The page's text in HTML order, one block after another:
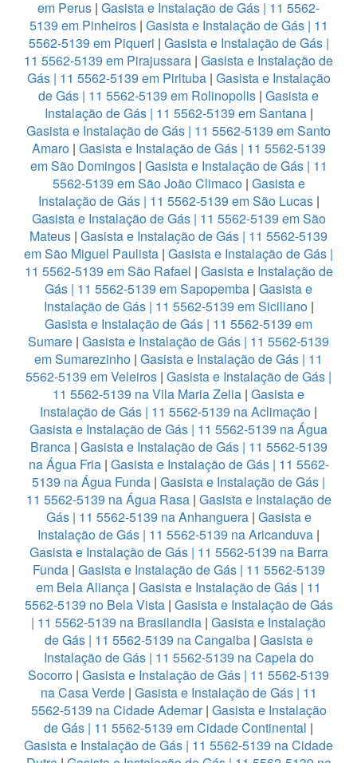
em Perus | Gasista e Instalação de Gás | 11 5562-
5139 em Pinheiros| Gasista e Instalação de Gás | 11
5562-5139 em Piqueri | Gasista e Instalação de Gás |
11 5562-5139 em Pirajussara | Gasista e Instalação de
Gás | 11 5562-5139 em Pirituba| Gasista e Instalação
de Gás | 11 5562-5139 em Rolinopolis | Gasista e
Instalação de Gás | 11 5562-5139 em Santana|
Gasista e Instalação de Gás | 11 5562-5139 em Santo
Amaro| Gasista e Instalação de Gás | 11 5562-5139
em São Domingos| Gasista e Instalação de Gás | 11
5562-5139 em São João Climaco| Gasista e
Instalação de Gás | 11 5562-5139 em São Lucas|
Gasista e Instalação de Gás | 11 5562-5139 em São
Mateus | Gasista e Instalação de Gás | 11 5562-5139
em São Miguel Paulista | Gasista e Instalação de Gás |
11 5562-5139 em São Rafael | Gasista e Instalação de
Gás | 11 5562-5139 em Sapopemba | Gasista e
Instalação de Gás | 11 5562-5139 em Siciliano|
Gasista e Instalação de Gás | 11 5562-5139 em
Sumare | Gasista e Instalação de Gás | 11 5562-5139
em Sumarezinho | Gasista e Instalação de Gás | 11
5562-5139 em Veleiros | Gasista e Instalação de Gás |
11 5562-5139 na Vila Maria Zelia | Gasista e
Instalação de Gás | 11 5562-5139 na Aclimação |
Gasista e Instalação de Gás | 11 5562-5139 na Água
Branca| Gasista e Instalação de Gás | 11 5562-5139
na Água Fria| Gasista e Instalação de Gás | 11 5562-
5139 na Água Funda | Gasista e Instalação de Gás |
11 5562-5139 na Água Rasa | Gasista e Instalação de
Gás | 11 5562-5139 na Anhanguera| Gasista e
Instalação de Gás | 11 5562-5139 na Aricanduva |
Gasista e Instalação de Gás | 11 5562-5139 na Barra
Funda | Gasista e Instalação de Gás | 11 5562-5139
em Bela Aliança | Gasista e Instalação de Gás | 11
5562-5139 no Bela Vista| Gasista e Instalação de Gás
| 11 5562-5139 na Brasilandia | Gasista e Instalação
de Gás | 11 5562-5139 na Cangaiba| Gasista e
Instalação de Gás | 11 5562-5139 na Capela do
Socorro | Gasista e Instalação de Gás | 11 5562-5139
na Casa Verde| Gasista e Instalação de Gás | 11
5562-5139 na Cidade Ademar| Gasista e Instalação
de Gás | 11 5562-5139 em Cidade Continental |
Gasista e Instalação de Gás | 11 5562-5139 na Cidade